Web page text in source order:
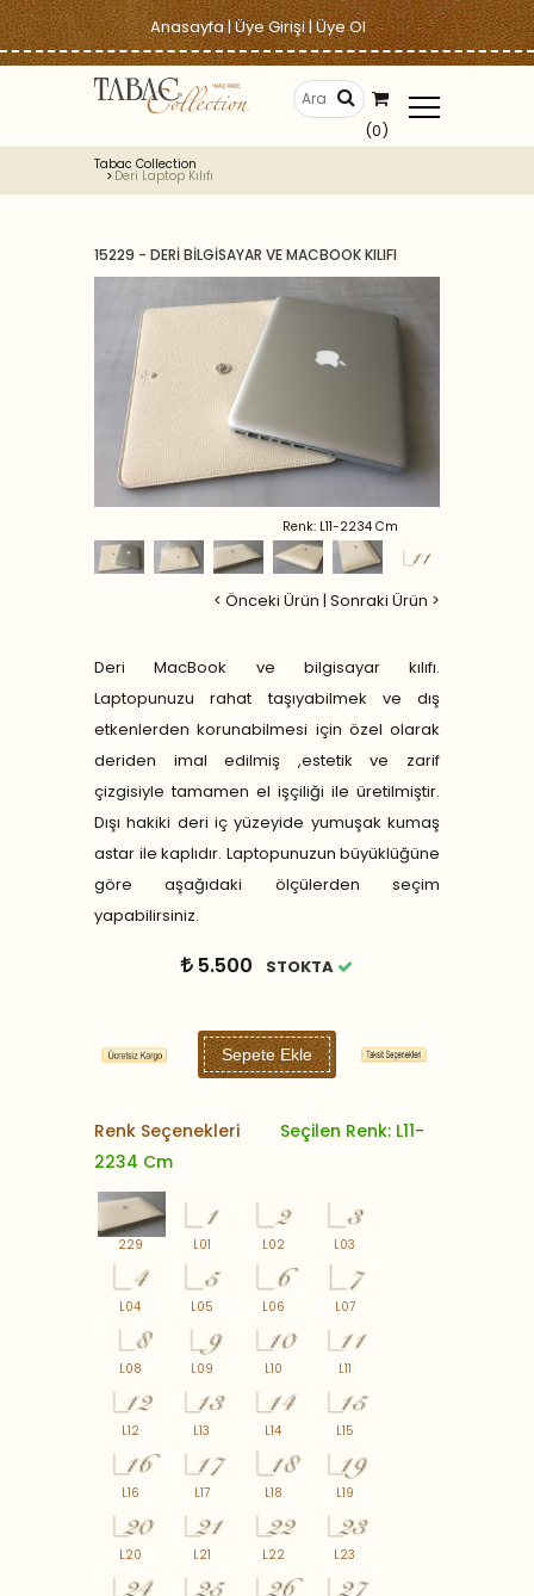
Anasayfa|Üye Girişi|Üye Ol
(0)
Tabac Collection
Deri Laptop Kılıfı
15229 - DERİ BİLGİSAYAR VE MACBOOK KILIFI
Renk: L11-2234 Cm
< Önceki Ürün | Sonraki Ürün >
Deri MacBook ve bilgisayar kılıfı.
Laptopunuzu rahat taşıyabilmek ve dış
etkenlerden korunabilmesi için özel olarak
deriden imal edilmiş ,estetik ve zarif
çizgisiyle tamamen el işçiliği ile üretilmiştir.
Dışı hakiki deri iç yüzeyide yumuşak kumaş
astar ile kaplıdır. Laptopunuzun büyüklüğüne
göre aşağıdaki ölçülerden seçim
yapabilirsiniz.
5.500 STOKTA
Sepete Ekle
Renk Seçenekleri
Seçilen Renk: L11-
2234 Cm
229 L01 L02 L03
L04 L05 L06 L07
L08 L09 L10 L11
L12 L13 L14 L15
L16 L17 L18 L19
L20 L21 L22 L23